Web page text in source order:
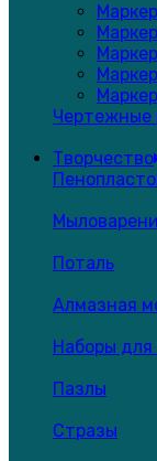
Чертежные
Творчество
Поталь
Алмазная
Наборы для
Пазлы
Стразы